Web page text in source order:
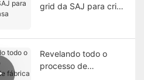
grid da SAJ para criar
Revelando todo o
processo de